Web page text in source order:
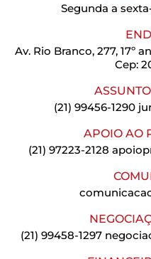
Segunda a
Av. Rio Branco, 277, 17º
Cep:
(21) 99456-1290
APOIO AO
(21) 97223-2128
(21) 99458-1297